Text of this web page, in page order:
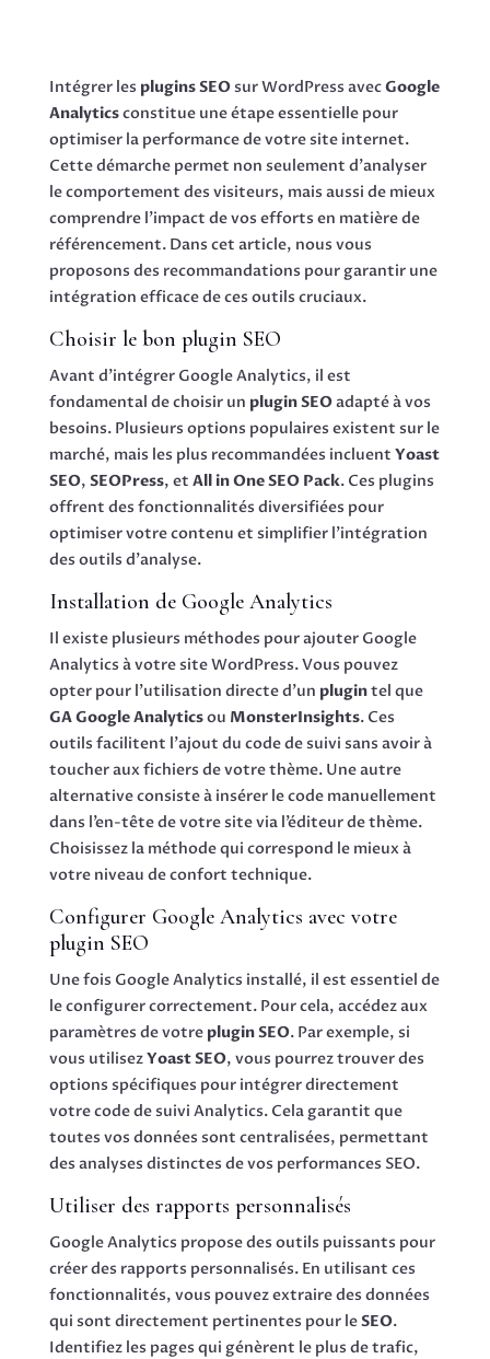
Intégrer les plugins SEOsur WordPress avecGoogle
Analyticsconstitue une étape essentielle pour
optimiser la performance de votre site internet.
Cette démarche permet non seulement d’analyser
le comportement des visiteurs, mais aussi de mieux
comprendre l’impact de vos efforts en matière de
référencement. Dans cet article, nous vous
proposons des recommandations pour garantir une
intégration efficace de ces outils cruciaux.
Choisir le bon plugin SEO
Avant d’intégrer Google Analytics, il est
fondamental de choisir un plugin SEOadapté à vos
besoins. Plusieurs options populaires existent sur le
marché, mais les plus recommandées incluent Yoast
SEO, SEOPress, et All in One SEO Pack. Ces plugins
offrent des fonctionnalités diversifiées pour
optimiser votre contenu et simplifier l’intégration
des outils d’analyse.
Installation de Google Analytics
Il existe plusieurs méthodes pour ajouter Google
Analytics à votre site WordPress. Vous pouvez
opter pour l’utilisation directe d’un plugintel que
GA Google Analyticsou MonsterInsights. Ces
outils facilitent l’ajout du code de suivi sans avoir à
toucher aux fichiers de votre thème. Une autre
alternative consiste à insérer le code manuellement
dans l’en-tête de votre site via l’éditeur de thème.
Choisissez la méthode qui correspond le mieux à
votre niveau de confort technique.
Configurer Google Analytics avec votre
plugin SEO
Une fois Google Analytics installé, il est essentiel de
le configurer correctement. Pour cela, accédez aux
paramètres de votre plugin SEO. Par exemple, si
vous utilisezYoast SEO, vous pourrez trouver des
options spécifiques pour intégrer directement
votre code de suivi Analytics. Cela garantit que
toutes vos données sont centralisées, permettant
des analyses distinctes de vos performances SEO.
Utiliser des rapports personnalisés
Google Analytics propose des outils puissants pour
créer des rapports personnalisés. En utilisant ces
fonctionnalités, vous pouvez extraire des données
qui sont directement pertinentes pour leSEO.
Identifiez les pages qui génèrent le plus de trafic,